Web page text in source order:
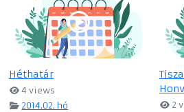
Héthatár
4 views
2014.02. hó
2